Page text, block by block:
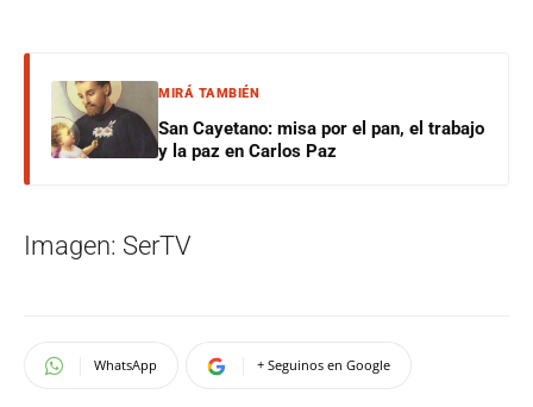
MIRÁ TAMBIÉN
San Cayetano: misa por el pan, el trabajo
y la paz en Carlos Paz
Imagen: SerTV
WhatsApp + Seguinos en Google